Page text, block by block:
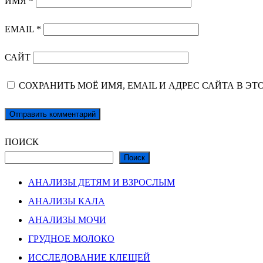
EMAIL *
САЙТ
СОХРАНИТЬ МОЁ ИМЯ, EMAIL И АДРЕС САЙТА В
ПОИСК
Поиск
АНАЛИЗЫ ДЕТЯМ И ВЗРОСЛЫМ
АНАЛИЗЫ КАЛА
АНАЛИЗЫ МОЧИ
ГРУДНОЕ МОЛОКО
ИССЛЕДОВАНИЕ КЛЕЩЕЙ